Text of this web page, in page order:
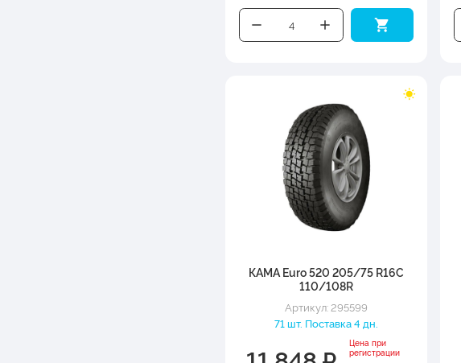
КАМА Euro 520 205/75 R16C
110/108R
Артикул: 295599
71 шт. Поставка 4 дн.
Цена при
регистрации